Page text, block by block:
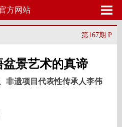
方网站
第167期 P
盆景艺术的真谛
遗项目代表性传承人李伟